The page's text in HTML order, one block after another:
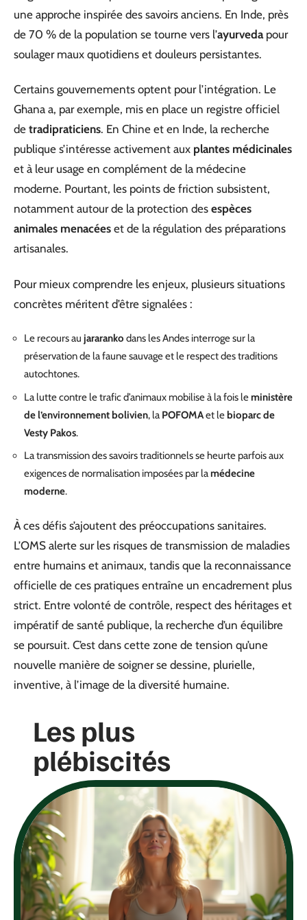
une approche inspirée des savoirs anciens. En Inde, près
de 70 % de la population se tourne vers l’ayurvedapour
soulager maux quotidiens et douleurs persistantes.
Certains gouvernements optent pour l’intégration. Le
Ghana a, par exemple, mis en place un registre officiel
de tradipraticiens. En Chine et en Inde, la recherche
publique s’intéresse activement aux plantes médicinales
et à leur usage en complément de la médecine
moderne. Pourtant, les points de friction subsistent,
notamment autour de la protection des espèces
animales menacées et de la régulation des préparations
artisanales.
Pour mieux comprendre les enjeux, plusieurs situations
concrètes méritent d’être signalées :
Le recours au jararanko dans les Andes interroge sur la
préservation de la faune sauvage et le respect des traditions
autochtones.
La lutte contre le trafic d’animaux mobilise à la fois leministère
de l’environnement bolivien, la POFOMAet le bioparc de
Vesty Pakos.
La transmission des savoirs traditionnels se heurte parfois aux
exigences de normalisation imposées par lamédecine
moderne.
À ces défis s’ajoutent des préoccupations sanitaires.
L’OMS alerte sur les risques de transmission de maladies
entre humains et animaux, tandis que la reconnaissance
officielle de ces pratiques entraîne un encadrement plus
strict. Entre volonté de contrôle, respect des héritages et
impératif de santé publique, la recherche d’un équilibre
se poursuit. C’est dans cette zone de tension qu’une
nouvelle manière de soigner se dessine, plurielle,
inventive, à l’image de la diversité humaine.
Les plus
plébiscités